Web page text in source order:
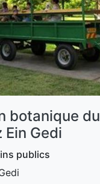
botanique du
Gedi
publics